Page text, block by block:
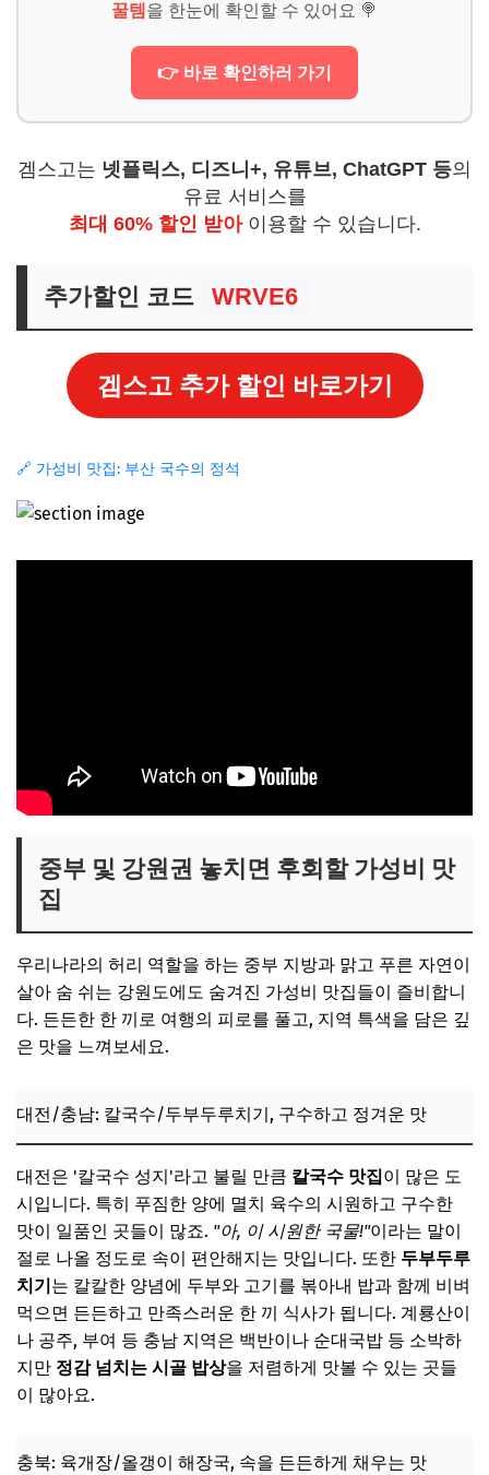
꿀템 을 한눈에 확인할 수 있어요 🍭
👉 바로 확인하러 가기
겜스고는 넷플릭스, 디즈니+, 유튜브, ChatGPT 등의
유료 서비스를
최대 60% 할인 받아이용할 수 있습니다.
추가할인 코드 WRVE6
겜스고 추가 할인 바로가기
🔗 가성비 맛집: 부산 국수의 정석
중부 및 강원권 놓치면 후회할 가성비 맛
집
우리나라의 허리 역할을 하는 중부 지방과 맑고 푸른 자연이
살아 숨 쉬는 강원도에도 숨겨진 가성비 맛집들이 즐비합니
다. 든든한 한 끼로 여행의 피로를 풀고, 지역 특색을 담은 깊
은 맛을 느껴보세요.
대전/충남: 칼국수/두부두루치기, 구수하고 정겨운 맛
대전은 '칼국수 성지'라고 불릴 만큼 칼국수 맛집이 많은 도
시입니다. 특히 푸짐한 양에 멸치 육수의 시원하고 구수한
맛이 일품인 곳들이 많죠. "아, 이 시원한 국물!"이라는 말이
절로 나올 정도로 속이 편안해지는 맛입니다. 또한 두부두루
치기 는 칼칼한 양념에 두부와 고기를 볶아내 밥과 함께 비벼
먹으면 든든하고 만족스러운 한 끼 식사가 됩니다. 계룡산이
나 공주, 부여 등 충남 지역은 백반이나 순대국밥 등 소박하
지만 정감 넘치는 시골 밥상을 저렴하게 맛볼 수 있는 곳들
이 많아요.
충북: 육개장/올갱이 해장국, 속을 든든하게 채우는 맛